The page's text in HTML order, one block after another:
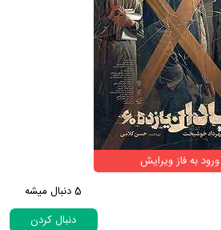
ورود به فاز ویرایش
5دنبال میشه
دنبال کردن